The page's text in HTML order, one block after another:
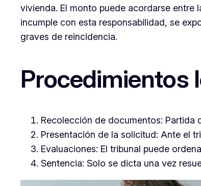
vivienda. El monto puede acordarse entre
incumple con esta responsabilidad, se
graves de reincidencia.
Procedimientos
Recolección de documentos: Partida
Presentación de la solicitud: Ante el
Evaluaciones: El tribunal puede
Sentencia: Solo se dicta una vez